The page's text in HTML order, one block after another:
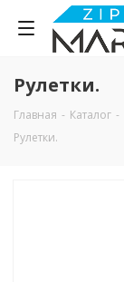
Рулетки.
Главная - Каталог -
Рулетки.